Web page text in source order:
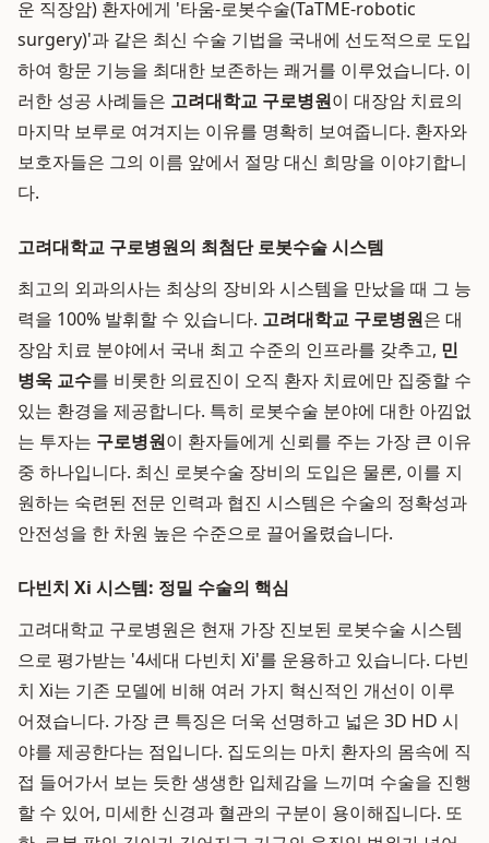
운 직장암) 환자에게 '타움-로봇수술(TaTME-robotic
surgery)'과 같은 최신 수술 기법을 국내에 선도적으로 도입
하여 항문 기능을 최대한 보존하는 쾌거를 이루었습니다. 이
러한 성공 사례들은 고려대학교 구로병원이 대장암 치료의
마지막 보루로 여겨지는 이유를 명확히 보여줍니다. 환자와
보호자들은 그의 이름 앞에서 절망 대신 희망을 이야기합니
다.
고려대학교 구로병원의 최첨단 로봇수술 시스템
최고의 외과의사는 최상의 장비와 시스템을 만났을 때 그 능
력을 100% 발휘할 수 있습니다. 고려대학교 구로병원은 대
장암 치료 분야에서 국내 최고 수준의 인프라를 갖추고, 민
병욱 교수를 비롯한 의료진이 오직 환자 치료에만 집중할 수
있는 환경을 제공합니다. 특히 로봇수술 분야에 대한 아낌없
는 투자는 구로병원이 환자들에게 신뢰를 주는 가장 큰 이유
중 하나입니다. 최신 로봇수술 장비의 도입은 물론, 이를 지
원하는 숙련된 전문 인력과 협진 시스템은 수술의 정확성과
안전성을 한 차원 높은 수준으로 끌어올렸습니다.
다빈치 Xi 시스템: 정밀 수술의 핵심
고려대학교 구로병원은 현재 가장 진보된 로봇수술 시스템
으로 평가받는 '4세대 다빈치 Xi'를 운용하고 있습니다. 다빈
치 Xi는 기존 모델에 비해 여러 가지 혁신적인 개선이 이루
어졌습니다. 가장 큰 특징은 더욱 선명하고 넓은 3D HD 시
야를 제공한다는 점입니다. 집도의는 마치 환자의 몸속에 직
접 들어가서 보는 듯한 생생한 입체감을 느끼며 수술을 진행
할 수 있어, 미세한 신경과 혈관의 구분이 용이해집니다. 또